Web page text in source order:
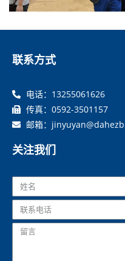
联系方式
电话：13255061626
传真：0592-3501157
邮箱：
关注我们